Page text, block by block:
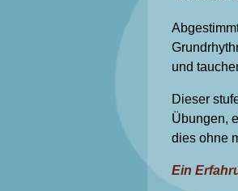
und
Dieser
Übungen,
dies ohne
Ein